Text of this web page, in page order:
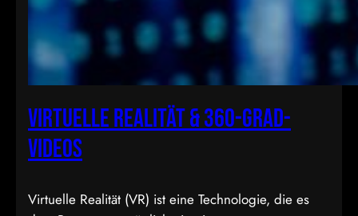
Virtuelle Realität & 360-Grad-
Videos
Virtuelle Realität (VR) ist eine Technologie, die es